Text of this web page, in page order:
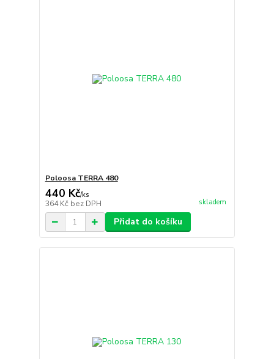
Poloosa TERRA 480
440 Kč/ks
364 Kč bez DPH skladem
Přidat do košíku